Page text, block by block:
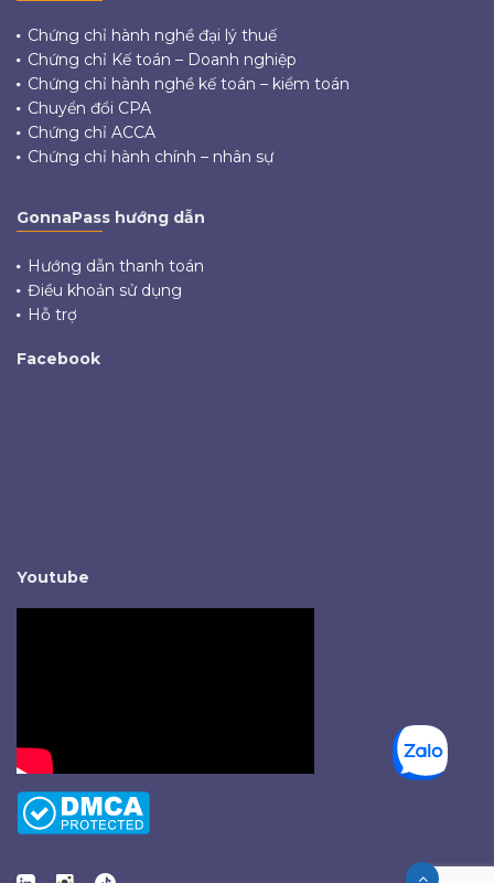
Chứng chỉ hành nghề đại lý thuế
Chứng chỉ Kế toán – Doanh nghiệp
Chứng chỉ hành nghề kế toán – kiểm toán
Chuyển đổi CPA
Chứng chỉ ACCA
Chứng chỉ hành chính – nhân sự
GonnaPass hướng dẫn
Hướng dẫn thanh toán
Điều khoản sử dụng
Hỗ trợ
Facebook
Youtube